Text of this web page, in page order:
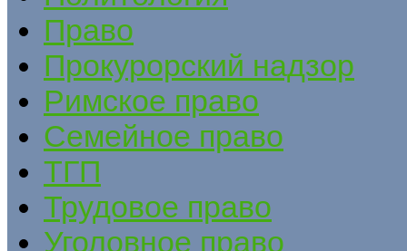
Право
Прокурорский надзор
Римское право
Семейное право
ТГП
Трудовое право
Уголовное право